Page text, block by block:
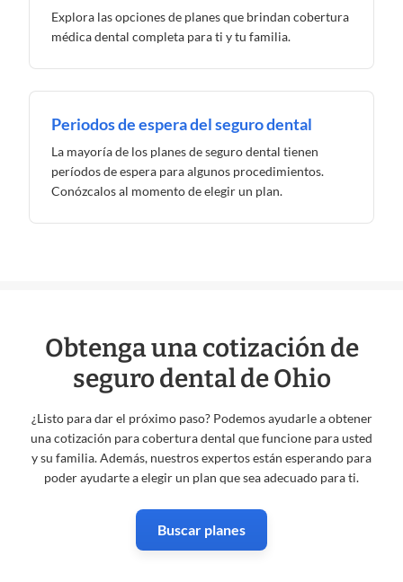
Explora las opciones de planes que brindan cobertura
médica dental completa para ti y tu familia.
Periodos de espera del seguro dental
La mayoría de los planes de seguro dental tienen
períodos de espera para algunos procedimientos.
Conózcalos al momento de elegir un plan.
Obtenga una cotización de
seguro dental de Ohio
¿Listo para dar el próximo paso? Podemos ayudarle a obtener
una cotización para cobertura dental que funcione para usted
y su familia. Además, nuestros expertos están esperando para
poder ayudarte a elegir un plan que sea adecuado para ti.
Buscar planes